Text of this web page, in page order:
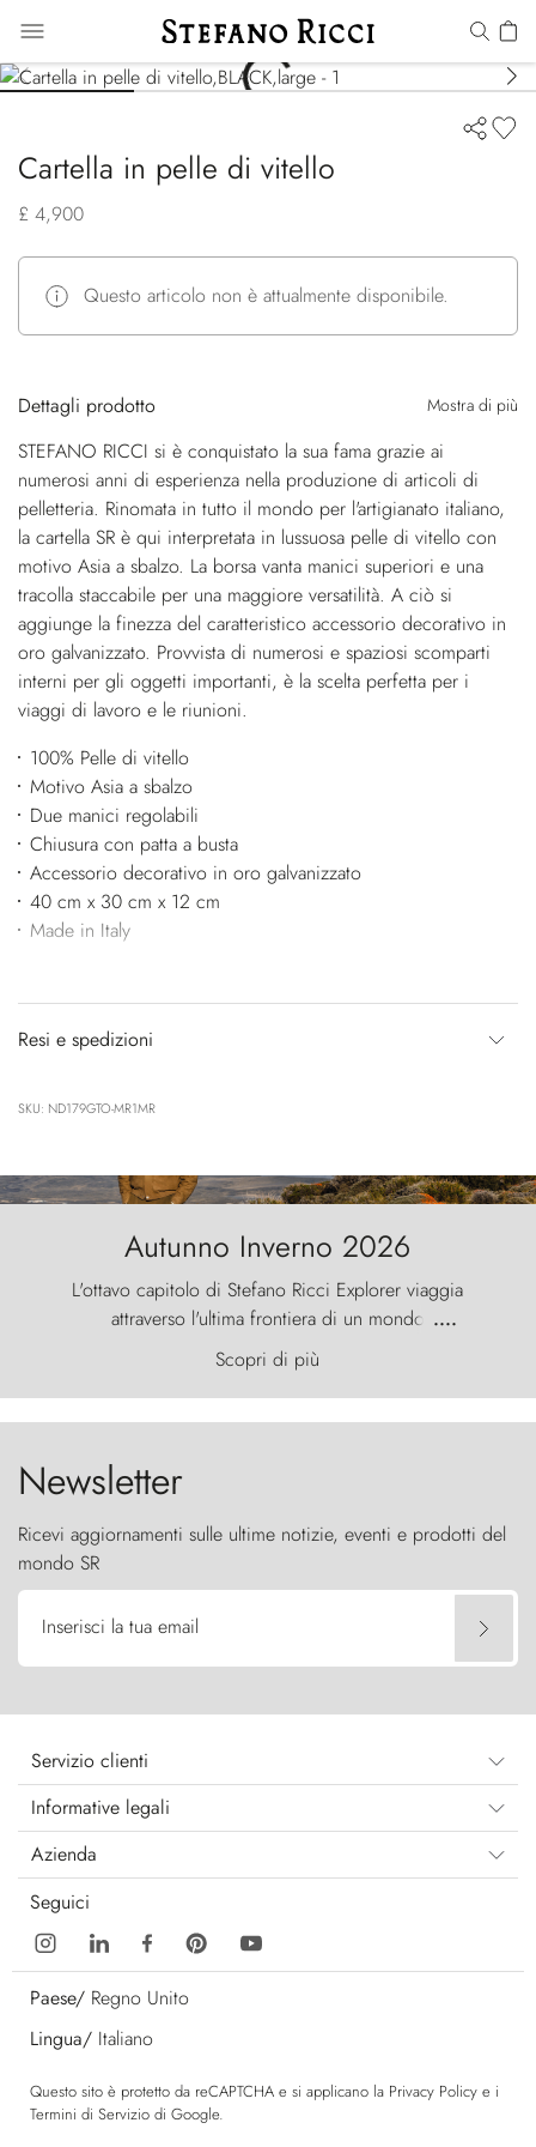
Cartella in pelle di vitello
£ 4,900
Questo articolo non è attualmente disponibile.
Dettagli prodotto Mostra di più
STEFANO RICCI si è conquistato la sua fama grazie ai
numerosi anni di esperienza nella produzione di articoli di
pelletteria. Rinomata in tutto il mondo per l'artigianato italiano,
la cartella SR è qui interpretata in lussuosa pelle di vitello con
motivo Asia a sbalzo. La borsa vanta manici superiori e una
tracolla staccabile per una maggiore versatilità. A ciò si
aggiunge la finezza del caratteristico accessorio decorativo in
oro galvanizzato. Provvista di numerosi e spaziosi scomparti
interni per gli oggetti importanti, è la scelta perfetta per i
viaggi di lavoro e le riunioni.
100% Pelle di vitello
Motivo Asia a sbalzo
Due manici regolabili
Chiusura con patta a busta
Accessorio decorativo in oro galvanizzato
40 cm x 30 cm x 12 cm
Made in Italy
Resi e spedizioni
SKU: ND179GTO-MR1MR
Autunno Inverno 2026
L'ottavo capitolo di Stefano Ricci Explorer viaggia
attraverso l'ultima frontiera di un mondo
primordiale, dove il vento scolpisce la natura con
furia ancestrale e le Torres del Paine sfidano il
cielo come sentinelle di pietra.
....
Scopri di più
Newsletter
Ricevi aggiornamenti sulle ultime notizie, eventi e prodotti del
mondo SR
Inserisci la tua email
Servizio clienti
Informative legali
Azienda
Seguici
Paese/ Regno Unito
Lingua/ Italiano
Questo sito è protetto da reCAPTCHA e si applicano la Privacy Policy e i
Termini di Servizio di Google.